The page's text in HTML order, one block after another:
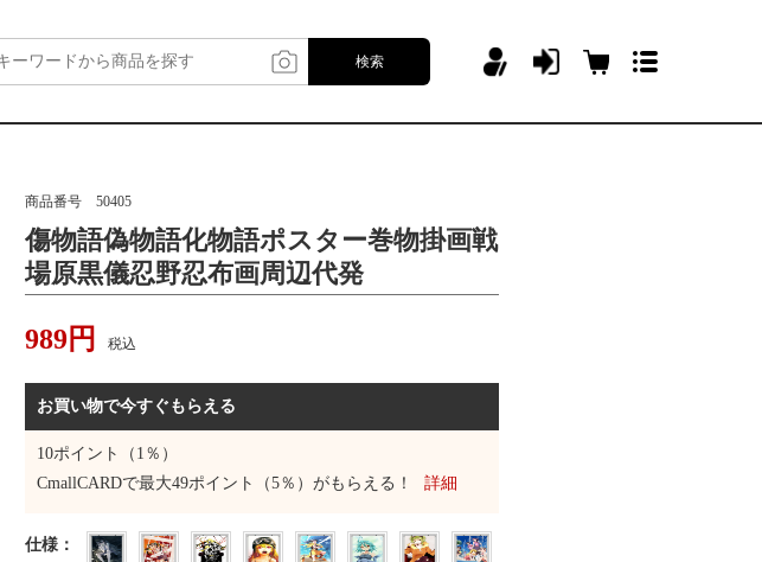
検索
商品番号 50405
傷物語偽物語化物語ポスター巻物掛画戦
場原黒儀忍野忍布画周辺代発
989円 税込
お買い物で今すぐもらえる
10ポイント（1％）
CmallCARDで最大49ポイント（5％）がもらえる！ 詳細
仕様 ：